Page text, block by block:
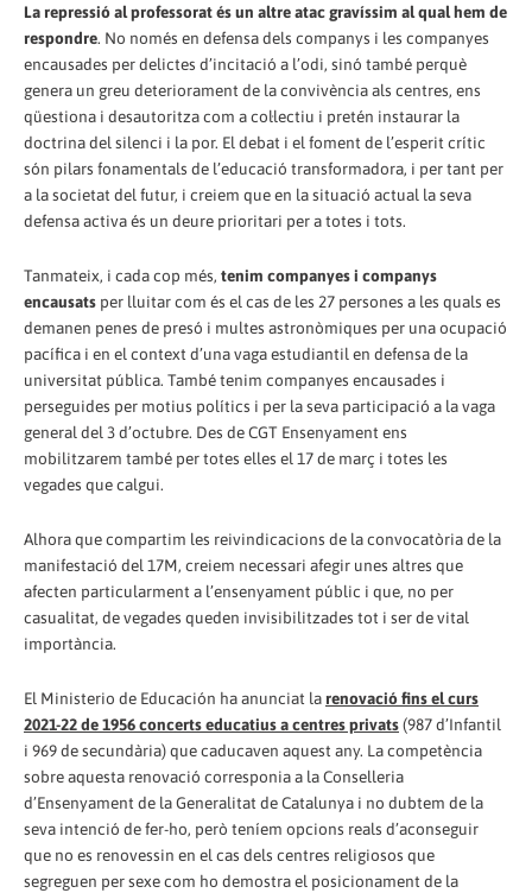
La repressió al professorat és un altre atac gravíssim al qual hem de
respondre. No només en defensa dels companys i les companyes
encausades per delictes d’incitació a l’odi, sinó també perquè
genera un greu deteriorament de la convivència als centres, ens
qüestiona i desautoritza com a col·lectiu i pretén instaurar la
doctrina del silenci i la por. El debat i el foment de l’esperit crític
són pilars fonamentals de l’educació transformadora, i per tant per
a la societat del futur, i creiem que en la situació actual la seva
defensa activa és un deure prioritari per a totes i tots.
Tanmateix, i cada cop més, tenim companyes i companys
encausats per lluitar com és el cas de les 27 persones a les quals es
demanen penes de presó i multes astronòmiques per una ocupació
pacífica i en el context d’una vaga estudiantil en defensa de la
universitat pública. També tenim companyes encausades i
perseguides per motius polítics i per la seva participació a la vaga
general del 3 d’octubre. Des de CGT Ensenyament ens
mobilitzarem també per totes elles el 17 de març i totes les
vegades que calgui.
Alhora que compartim les reivindicacions de la convocatòria de la
manifestació del 17M, creiem necessari afegir unes altres que
afecten particularment a l’ensenyament públic i que, no per
casualitat, de vegades queden invisibilitzades tot i ser de vital
importància.
El Ministerio de Educación ha anunciat larenovació fins el curs
2021-22 de 1956 concerts educatius a centres privats(987 d’Infantil
i 969 de secundària) que caducaven aquest any. La competència
sobre aquesta renovació corresponia a la Conselleria
d’Ensenyament de la Generalitat de Catalunya i no dubtem de la
seva intenció de fer-ho, però teníem opcions reals d’aconseguir
que no es renovessin en el cas dels centres religiosos que
segreguen per sexe com ho demostra el posicionament de la